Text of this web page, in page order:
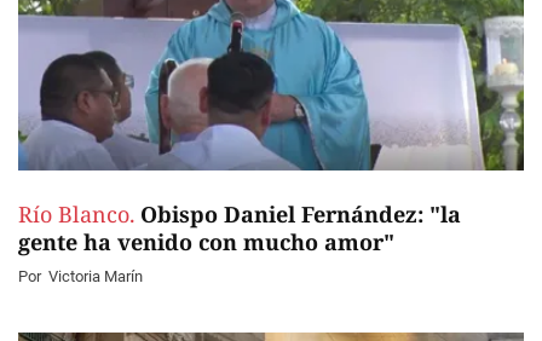
Río Blanco. Obispo Daniel Fernández: "la
gente ha venido con mucho amor"
Por Victoria Marín